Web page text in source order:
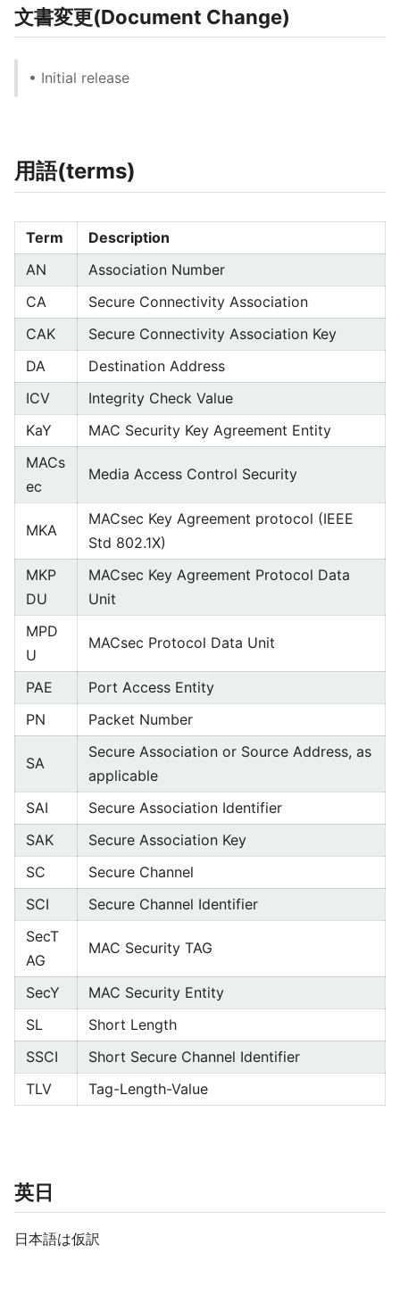
文書変更(Document Change)
• Initial release
用語(terms)
Term
Description
AN
Association Number
CA
Secure Connectivity Association
CAK
Secure Connectivity Association Key
DA
Destination Address
ICV
Integrity Check Value
KaY
MAC Security Key Agreement Entity
MACs
ec
Media Access Control Security
MKA
MACsec Key Agreement protocol (IEEE
Std 802.1X)
MKP
DU
MACsec Key Agreement Protocol Data
Unit
MPD
U
MACsec Protocol Data Unit
PAE
Port Access Entity
PN
Packet Number
SA
Secure Association or Source Address, as
applicable
SAI
Secure Association Identifier
SAK
Secure Association Key
SC
Secure Channel
SCI
Secure Channel Identifier
SecT
AG
MAC Security TAG
SecY
MAC Security Entity
SL
Short Length
SSCI
Short Secure Channel Identifier
TLV
Tag-Length-Value
英日
日本語は仮訳